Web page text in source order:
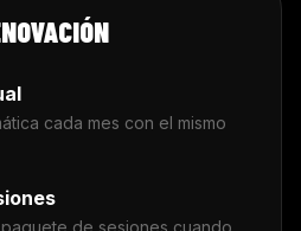
cada mes con el mismo
de sesiones cuando